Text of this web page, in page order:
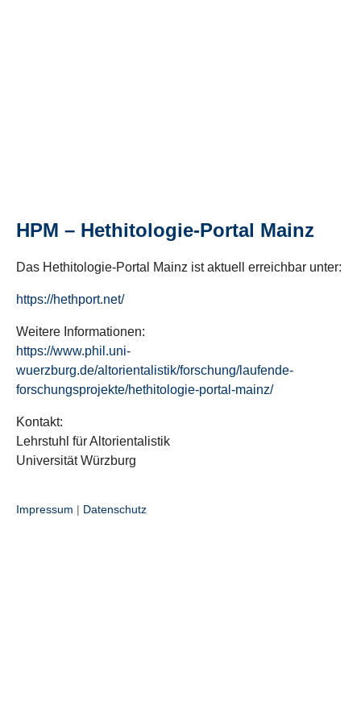
HPM – Hethitologie-Portal Mainz
Das Hethitologie-Portal Mainz ist aktuell erreichbar unter:
https://hethport.net/
Weitere Informationen:
https://www.phil.uni-
wuerzburg.de/altorientalistik/forschung/laufende-
forschungsprojekte/hethitologie-portal-mainz/
Kontakt:
Lehrstuhl für Altorientalistik
Universität Würzburg
Impressum | Datenschutz